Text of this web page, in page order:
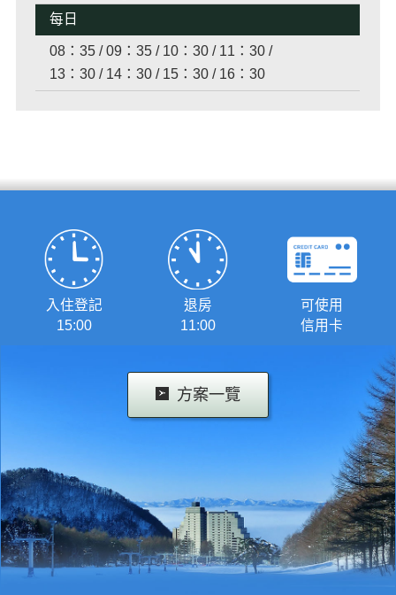
每日
08：35 / 09：35 / 10：30 / 11：30 /
13：30 / 14：30 / 15：30 / 16：30
入住登記
15:00
退房
11:00
可使用
信用卡
方案一覽